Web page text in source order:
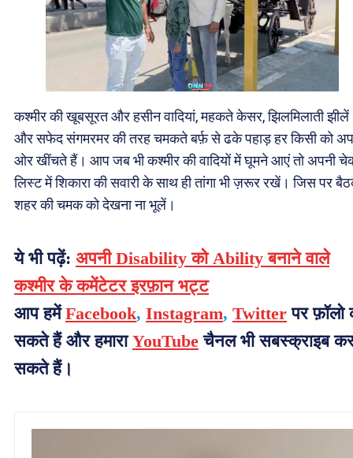
कश्मीर की खूबसूरत और हसीन वादियां, महकते केसर, झिलमिलाती झीलें
और सफेद संगमरमर की तरह चमकते बर्फ़ से ढके पहाड़ हर किसी को
ओर खींचते हैं। आप जब भी कश्मीर की वादियों में घूमने आएं तो अपनी
लिस्ट में शिकारा की सवारी के साथ ही तांगा भी ज़रूर रखें। जिस पर
शहर की चमक को देखना ना भूलें।
ये भी पढ़ें: अपनी Disability को Ability बनाने वाले
कश्मीर के कमेंटेटर इरफ़ान भट्ट
आप हमेंFacebook, Instagram, Twitter पर फ़ॉलो
सकते हैं और हमारा YouTube चैनल भी सबस्क्राइब
सकते हैं।